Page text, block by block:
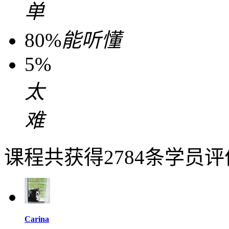
单
80%能听懂
5%
太
难
课程共获得2784条学员
Carina